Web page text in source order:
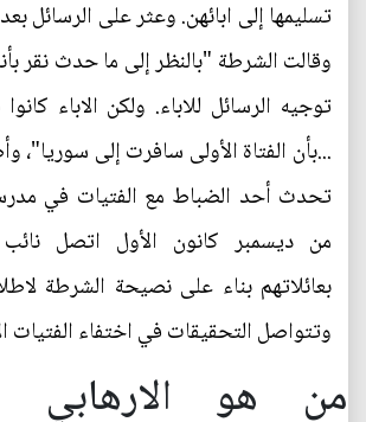
تسليمها إلى ابائهن. وعثر على الرسائل
وقالت الشرطة "بالنظر إلى ما حدث نقر
توجيه الرسائل للاباء. ولكن الاباء
...بأن الفتاة الأولى سافرت إلى سوريا"،
تحدث أحد الضباط مع الفتيات في
من ديسمبر كانون الأول اتصل
بعائلاتهم بناء على نصيحة الشرطة
وتتواصل التحقيقات في اختفاء الفتيات
من هو الارهابي